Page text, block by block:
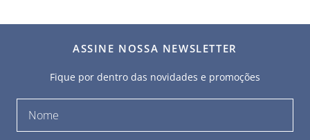
ASSINE NOSSA NEWSLETTER
Fique por dentro das novidades e promoções